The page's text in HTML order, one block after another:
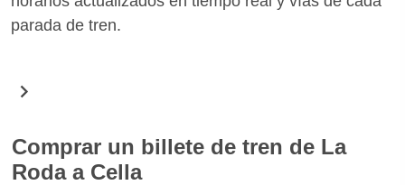
parada de tren.
Comprar un billete de tren de La
Roda a Cella